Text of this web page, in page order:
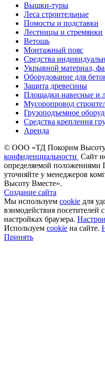
Вышки-туры
Леса строительные
Помосты и подставки
Лестницы и стремянки
Ветошь
Монтажный пояс
Средства
Укрывной материал,
Оборудование для
Защита древесины
Площадки навесные и
Мусоропровод
Грузоподъемное
Средства крепления
Аренда
© ООО «ТД Покорим Высоту
конфиденциальности Cайт
определяемой
уточняйте у менеджеров
Высоту Вместе».
Создание сайта
Мы используем cookie для
взимодействия посетителей
настройках браузера.
Используем cookie на сайте.
Принять